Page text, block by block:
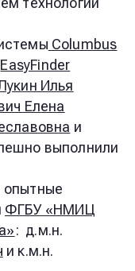
Columbus
EasyFinder
Илья
Елена
и
выполнили
опытные
ФГБУ «НМИЦ
: д.м.н.
и к.м.н.